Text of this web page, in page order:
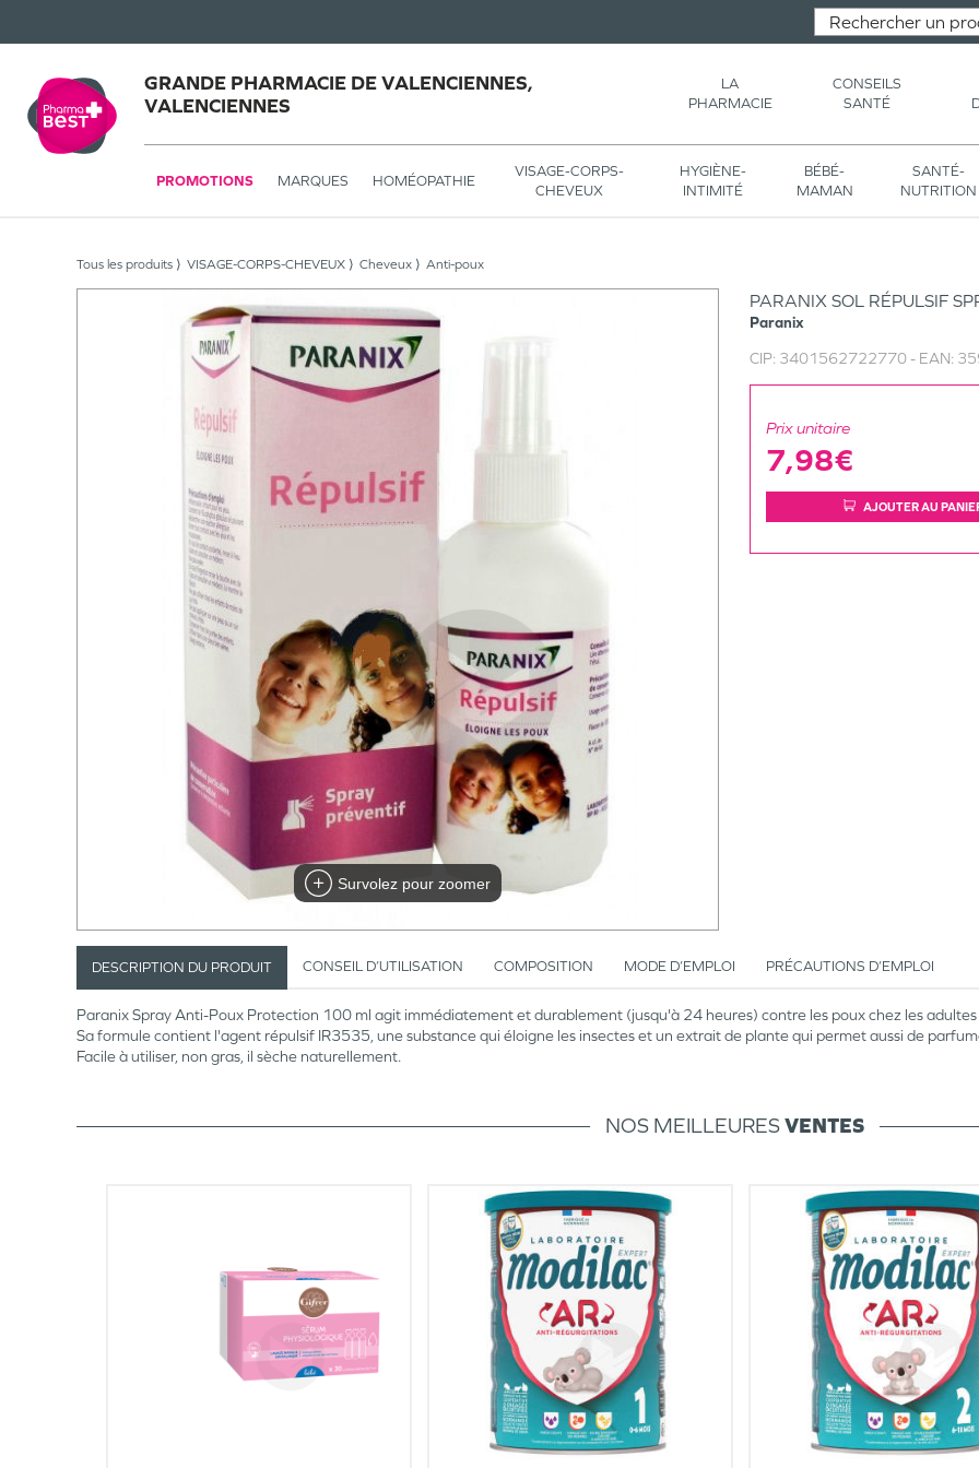
GRANDE PHARMACIE DE VALENCIENNES,
VALENCIENNES
LA
PHARMACIE
CONSEILS
SANTÉ
PROMOTIONS MARQUES HOMÉOPATHIE
VISAGE-CORPS-
CHEVEUX
HYGIÈNE-
INTIMITÉ
BÉBÉ-
MAMAN
SANTÉ-
NUTRITION
Tous les produits VISAGE-CORPS-CHEVEUX Cheveux Anti-poux
Survolez pour zoomer
PARANIX SOL RÉPULSIF
Paranix
CIP: 3401562722770- EAN:
Prix unitaire
7,98€
AJOUTER AU
DESCRIPTION DU PRODUIT CONSEIL D’UTILISATION COMPOSITION MODE D’EMPLOI PRÉCAUTIONS D’EMPLOI
Paranix Spray Anti-Poux Protection 100 ml agit immédiatement et durablement (jusqu'à 24 heures) contre les poux chez les
Sa formule contient l'agent répulsif IR3535, une substance qui éloigne les insectes et un extrait de plante qui permet aussi de
Facile à utiliser, non gras, il sèche naturellement.
NOS MEILLEURESVENTES